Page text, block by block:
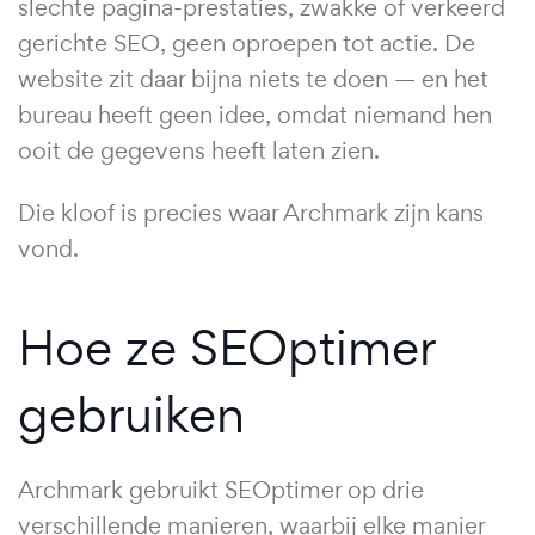
slechte pagina-prestaties, zwakke of verkeerd
gerichte SEO, geen oproepen tot actie. De
website zit daar bijna niets te doen — en het
bureau heeft geen idee, omdat niemand hen
ooit de gegevens heeft laten zien.
Die kloof is precies waar Archmark zijn kans
vond.
Hoe ze SEOptimer
gebruiken
Archmark gebruikt SEOptimer op drie
verschillende manieren, waarbij elke manier